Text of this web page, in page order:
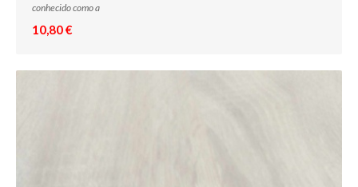
conhecido como a
10,80 €